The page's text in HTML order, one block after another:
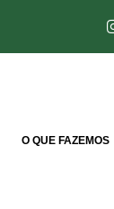
O QUE FAZEMOS